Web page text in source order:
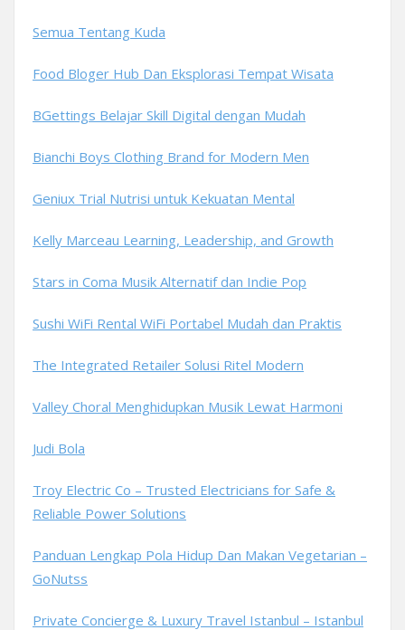
Semua Tentang Kuda
Food Bloger Hub Dan Eksplorasi Tempat Wisata
BGettings Belajar Skill Digital dengan Mudah
Bianchi Boys Clothing Brand for Modern Men
Geniux Trial Nutrisi untuk Kekuatan Mental
Kelly Marceau Learning, Leadership, and Growth
Stars in Coma Musik Alternatif dan Indie Pop
Sushi WiFi Rental WiFi Portabel Mudah dan Praktis
The Integrated Retailer Solusi Ritel Modern
Valley Choral Menghidupkan Musik Lewat Harmoni
Judi Bola
Troy Electric Co – Trusted Electricians for Safe &
Reliable Power Solutions
Panduan Lengkap Pola Hidup Dan Makan Vegetarian –
GoNutss
Private Concierge & Luxury Travel Istanbul – Istanbul